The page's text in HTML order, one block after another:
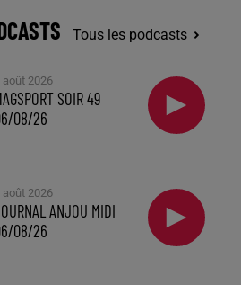
Tous les podcasts
août 2026
SOIR 49
08/26
août 2026
ANJOU MIDI
08/26